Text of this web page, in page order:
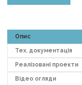
Опис
Тех. документація
Реалізовані проекти
Відео огляди